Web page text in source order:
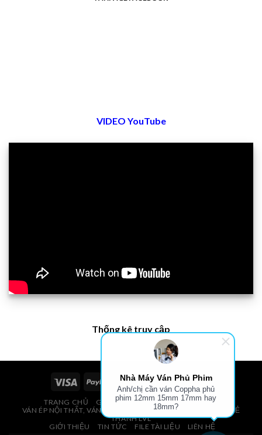
VIDEO YouTube
Thống kê truy cập
TRANG CHỦ
GIÁ VÁN PHỦ PHIM, VÁN COPPHA
VÁN ÉP NỘI THẤT, VÁN ÉP BAO BÌ, VÁN SOFA, PALLETS, VÁN SẺ
THANH LVL
GIỚI THIỆU
TIN TỨC FILE TÀI LIỆU LIÊN HỆ
Nhà Máy Ván Phủ Phim
Anh/chị cần ván Coppha phủ
phim 12mm 15mm 17mm hay
18mm?